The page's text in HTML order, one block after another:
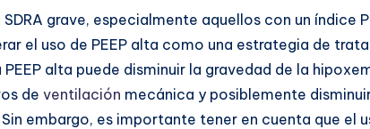
grave, especialmente aquellos con un índice
el uso de PEEP alta como una estrategia de
alta puede disminuir la gravedad de la
de ventilación mecánica y posiblemente
embargo, es importante tener en cuenta que el